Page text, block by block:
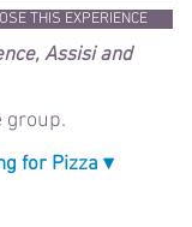
Assisi and
THIS EXPERIENCE
group.
for Pizza ▾